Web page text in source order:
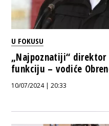
U FOKUSU
„Najpoznatiji“ direktor
funkciju – vodiće
10/07/2024 | 20:33